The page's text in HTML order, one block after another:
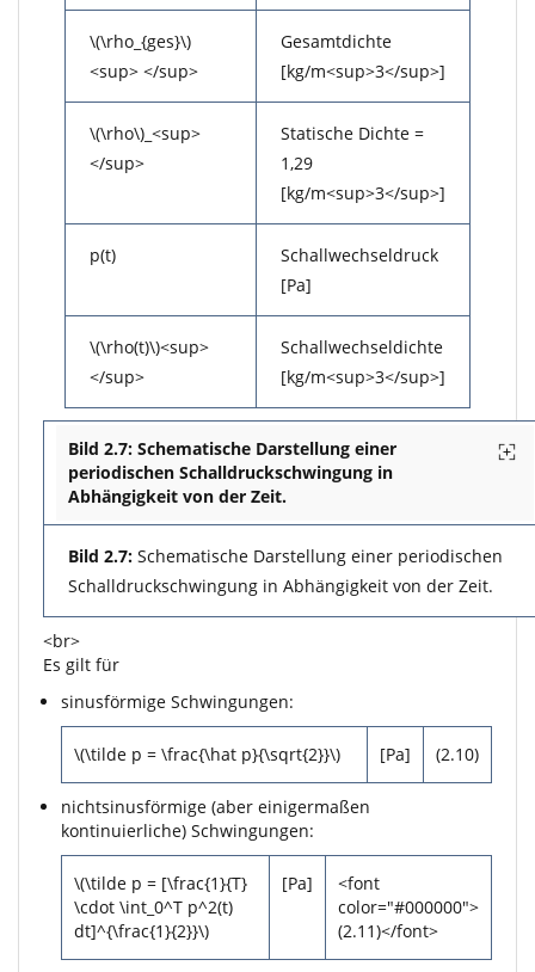
\(\rho_{ges}\)
<sup> </sup>
Gesamtdichte
[kg/m<sup>3</sup>]
\(\rho\)_<sup>
</sup>
Statische Dichte =
1,29
[kg/m<sup>3</sup>]
p(t)
Schallwechseldruck
[Pa]
\(\rho(t)\)<sup>
</sup>
Schallwechseldichte
[kg/m<sup>3</sup>]
Bild 2.7: Schematische Darstellung einer
periodischen Schalldruckschwingung in
Abhängigkeit von der Zeit.
Bild 2.7: Schematische Darstellung einer periodischen
Schalldruckschwingung in Abhängigkeit von der Zeit.
<br>
Es gilt für
sinusförmige Schwingungen:
\(\tilde p = \frac{\hat p}{\sqrt{2}}\) [Pa] (2.10)
nichtsinusförmige (aber einigermaßen
kontinuierliche) Schwingungen:
\(\tilde p = [\frac{1}{T}
\cdot \int_0^T p^2(t)
dt]^{\frac{1}{2}}\)
[Pa]
<font
color="#000000">
(2.11)</font>